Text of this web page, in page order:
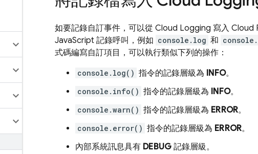
如要記錄自訂事件，可以從 Cloud Logging 寫入 Cloud
JavaScript 記錄呼叫，例如 console.log 和
式碼編寫自訂項目，可以執行類似下列的操作：
console.log() 指令的記錄層級為 INFO。
console.info() 指令的記錄層級為 INFO。
console.warn() 指令的記錄層級為 ERROR。
console.error() 指令的記錄層級為 ERROR。
內部系統訊息具有 DEBUG 記錄層級。